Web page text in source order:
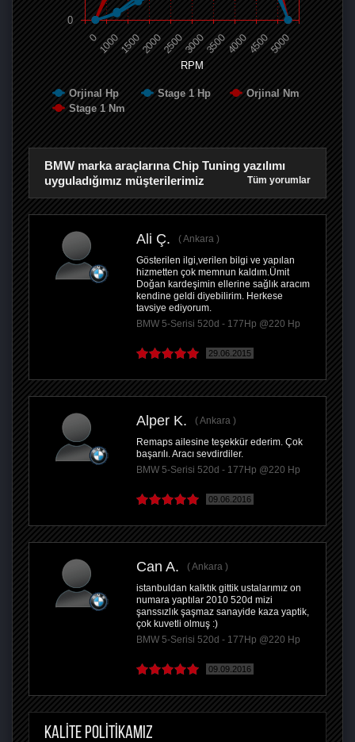
RPM
Orjinal Hp Stage 1 Hp
Orjinal Nm
Stage 1 Nm
0 100015002000250030003500400045005000
0
BMW marka araçlarına Chip Tuning yazılımı
uyguladığımız müşterilerimiz
Tüm yorumlar
Ali Ç.
Ankara
Gösterilen ilgi,verilen bilgi ve yapılan
hizmetten çok memnun kaldım.Ümit
Doğan kardeşimin ellerine sağlık aracım
kendine geldi diyebilirim. Herkese
tavsiye ediyorum.
BMW 5-Serisi 520d - 177Hp @220 Hp
29.06.2015
Alper K.
Ankara
Remaps ailesine teşekkür ederim. Çok
başarılı. Aracı sevdirdiler.
BMW 5-Serisi 520d - 177Hp @220 Hp
09.06.2016
Can A.
Ankara
istanbuldan kalktık gittik ustalarımız on
numara yaptılar 2010 520d mizi
şanssızlık şaşmaz sanayide kaza yaptik,
çok kuvetli olmuş :)
BMW 5-Serisi 520d - 177Hp @220 Hp
09.09.2016
KALİTE POLİTİKAMIZ